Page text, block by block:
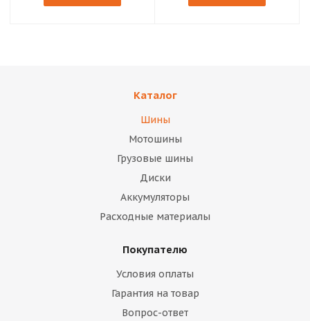
Каталог
Шины
Мотошины
Грузовые шины
Диски
Аккумуляторы
Расходные материалы
Покупателю
Условия оплаты
Гарантия на товар
Вопрос-ответ